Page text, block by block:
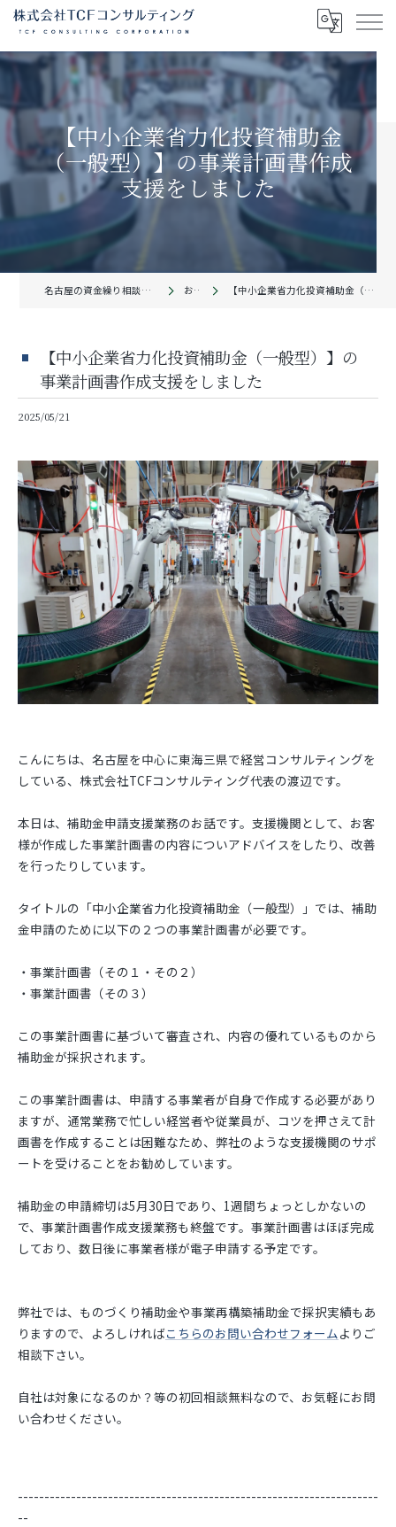
【中小企業省力化投資補助金
（一般型）】の事業計画書作成
支援をしました
名古屋の資金繰り相談なら株式会社TCFコンサルティング お知らせ 【中小企業省力化投資補助金（一般型）】の事業計画書作成支援をしました
【中小企業省力化投資補助金（一般型）】の
事業計画書作成支援をしました
2025/05/21
こんにちは、名古屋を中心に東海三県で経営コンサルティングを
している、株式会社TCFコンサルティング代表の渡辺です。
本日は、補助金申請支援業務のお話です。支援機関として、お客
様が作成した事業計画書の内容についアドバイスをしたり、改善
を行ったりしています。
タイトルの「中小企業省力化投資補助金（一般型）」では、補助
金申請のために以下の２つの事業計画書が必要です。
・事業計画書（その１・その２）
・事業計画書（その３）
この事業計画書に基づいて審査され、内容の優れているものから
補助金が採択されます。
この事業計画書は、申請する事業者が自身で作成する必要があり
ますが、通常業務で忙しい経営者や従業員が、コツを押さえて計
画書を作成することは困難なため、弊社のような支援機関のサポ
ートを受けることをお勧めしています。
補助金の申請締切は5月30日であり、1週間ちょっとしかないの
で、事業計画書作成支援業務も終盤です。事業計画書はほぼ完成
しており、数日後に事業者様が電子申請する予定です。
弊社では、ものづくり補助金や事業再構築補助金で採択実績もあ
りますので、よろしければこちらのお問い合わせフォーム よりご
相談下さい。
自社は対象になるのか？等の初回相談無料なので、お気軽にお問
い合わせください。
--------------------------------------------------------------------
--